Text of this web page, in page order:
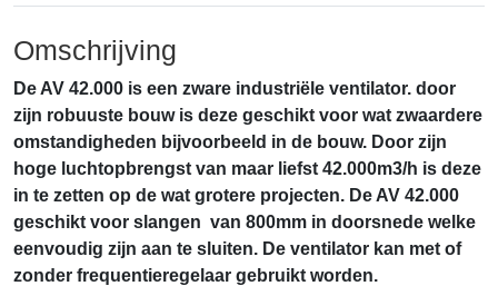
Omschrijving
De AV 42.000 is een zware industriële ventilator. door
zijn robuuste bouw is deze geschikt voor wat zwaardere
omstandigheden bijvoorbeeld in de bouw. Door zijn
hoge luchtopbrengst van maar liefst 42.000m3/h is deze
in te zetten op de wat grotere projecten. De AV 42.000
geschikt voor slangen van 800mm in doorsnede welke
eenvoudig zijn aan te sluiten. De ventilator kan met of
zonder frequentieregelaar gebruikt worden.